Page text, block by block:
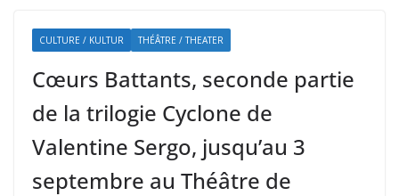
CULTURE / KULTUR THÉÂTRE / THEATER
Cœurs Battants, seconde partie
de la trilogie Cyclone de
Valentine Sergo, jusqu’au 3
septembre au Théâtre de